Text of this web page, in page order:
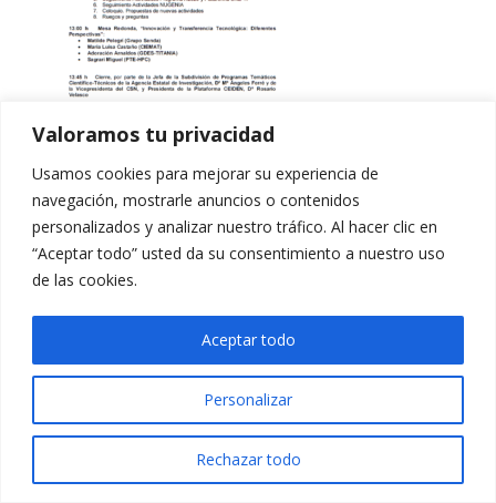
Valoramos tu privacidad
Usamos cookies para mejorar su experiencia de
navegación, mostrarle anuncios o contenidos
personalizados y analizar nuestro tráfico. Al hacer clic en
“Aceptar todo” usted da su consentimiento a nuestro uso
de las cookies.
Personalizar
Rechazar todo
Aceptar todo